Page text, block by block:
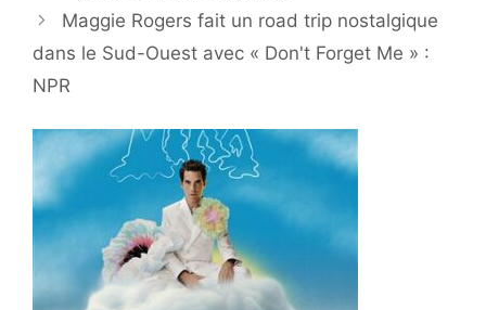
Maggie Rogers fait un road trip nostalgique
dans le Sud-Ouest avec « Don't Forget Me » :
NPR